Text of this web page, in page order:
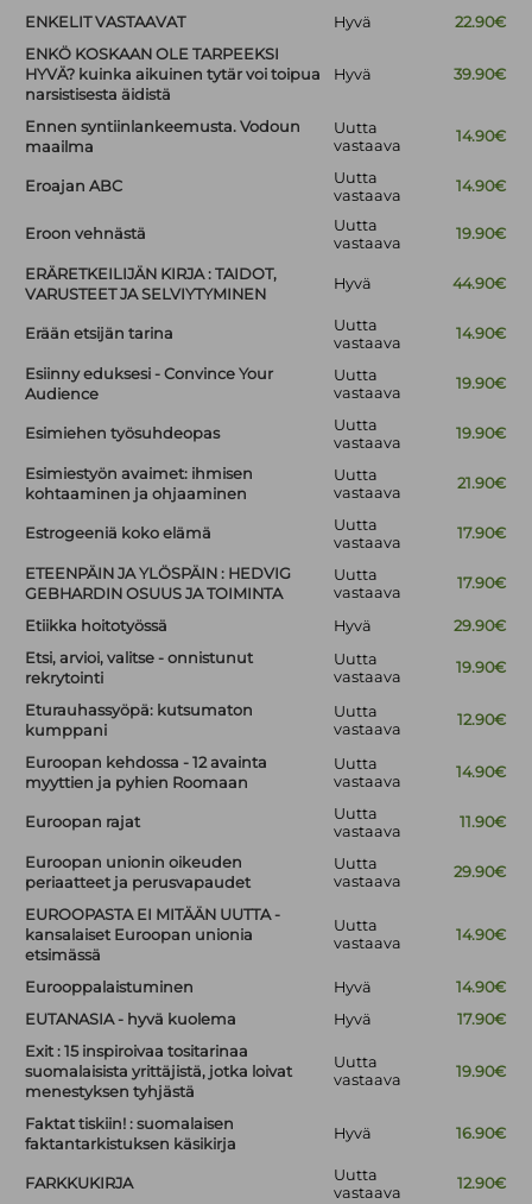
ENKELIT VASTAAVAT Hyvä
22.90€
ENKÖ KOSKAAN OLE TARPEEKSI
HYVÄ? kuinka aikuinen tytär voi toipua
narsistisesta äidistä
Hyvä 39.90€
Ennen syntiinlankeemusta. Vodoun
maailma
Uutta
vastaava
14.90€
Eroajan ABC
Uutta
vastaava
14.90€
Eroon vehnästä
Uutta
vastaava
19.90€
ERÄRETKEILIJÄN KIRJA : TAIDOT,
VARUSTEET JA SELVIYTYMINEN
Hyvä 44.90€
Erään etsijän tarina
Uutta
vastaava
14.90€
Esiinny eduksesi - Convince Your
Audience
Uutta
vastaava
19.90€
Esimiehen työsuhdeopas
Uutta
vastaava
19.90€
Esimiestyön avaimet: ihmisen
kohtaaminen ja ohjaaminen
Uutta
vastaava
21.90€
Estrogeeniä koko elämä
Uutta
vastaava
17.90€
ETEENPÄIN JA YLÖSPÄIN : HEDVIG
GEBHARDIN OSUUS JA TOIMINTA
Uutta
vastaava
17.90€
Etiikka hoitotyössä Hyvä
29.90€
Etsi, arvioi, valitse - onnistunut
rekrytointi
Uutta
vastaava
19.90€
Eturauhassyöpä: kutsumaton
kumppani
Uutta
vastaava
12.90€
Euroopan kehdossa - 12 avainta
myyttien ja pyhien Roomaan
Uutta
vastaava
14.90€
Euroopan rajat
Uutta
vastaava
11.90€
Euroopan unionin oikeuden
periaatteet ja perusvapaudet
Uutta
vastaava
29.90€
EUROOPASTA EI MITÄÄN UUTTA -
kansalaiset Euroopan unionia
etsimässä
Uutta
vastaava
14.90€
Eurooppalaistuminen Hyvä
14.90€
EUTANASIA - hyvä kuolema
Hyvä
17.90€
Exit : 15 inspiroivaa tositarinaa
suomalaisista yrittäjistä, jotka loivat
menestyksen tyhjästä
Uutta
vastaava
19.90€
Faktat tiskiin! : suomalaisen
faktantarkistuksen käsikirja
Hyvä 16.90€
FARKKUKIRJA
Uutta
vastaava
12.90€